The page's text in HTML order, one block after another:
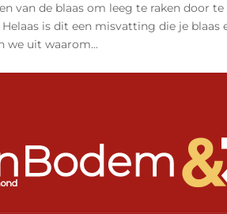
van de blaas om leeg te raken door
is dit een misvatting die je
we uit waarom...